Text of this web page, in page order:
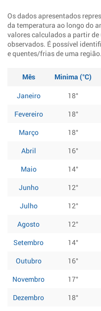
Os dados apresentados
da temperatura ao longo do
valores calculados a partir de
observados. É possível
e quentes/frias de uma região.
Mês Minima (°C)
Janeiro
18°
Fevereiro
18°
Março
18°
Abril
16°
Maio
14°
Junho
12°
Julho
12°
Agosto
12°
Setembro
14°
Outubro
16°
Novembro
17°
Dezembro
18°